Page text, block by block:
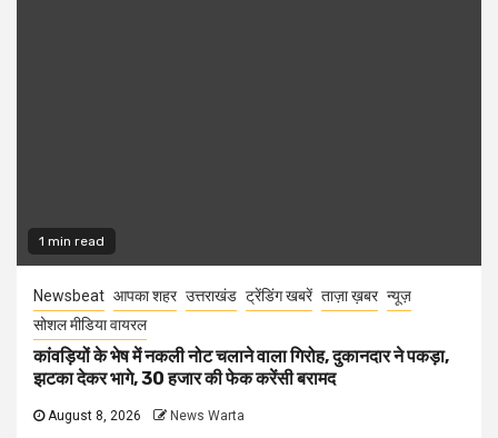
1 min read
Newsbeat आपका शहर उत्तराखंड ट्रेंडिंग खबरें ताज़ा ख़बर न्यूज़
सोशल मीडिया वायरल
कांवड़ियों के भेष में नकली नोट चलाने वाला गिरोह, दुकानदार ने पकड़ा,
झटका देकर भागे, 30 हजार की फेक करेंसी बरामद
August 8, 2026 News Warta